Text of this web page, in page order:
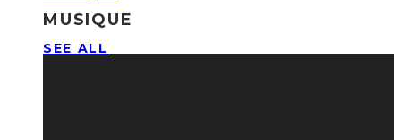
MUSIQUE
SEE ALL